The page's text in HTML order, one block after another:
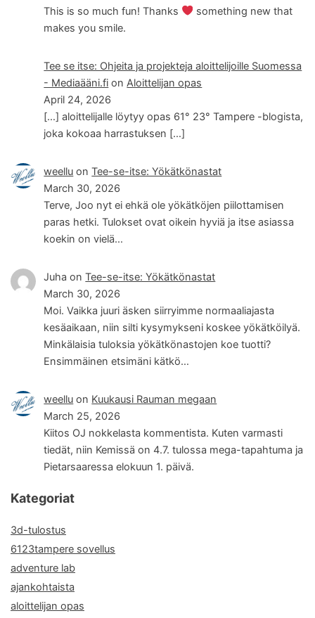
This is so much fun! Thanks
something new that
makes you smile.
Tee se itse: Ohjeita ja projekteja aloittelijoille Suomessa
- Mediaääni.fi on Aloittelijan opas
April 24, 2026
[…] aloittelijalle löytyy opas 61° 23° Tampere -blogista,
joka kokoaa harrastuksen […]
weellu onTee-se-itse: Yökätkönastat
March 30, 2026
Terve, Joo nyt ei ehkä ole yökätköjen piilottamisen
paras hetki. Tulokset ovat oikein hyviä ja itse asiassa
koekin on vielä…
Juha onTee-se-itse: Yökätkönastat
March 30, 2026
Moi. Vaikka juuri äsken siirryimme normaaliajasta
kesäaikaan, niin silti kysymykseni koskee yökätköilyä.
Minkälaisia tuloksia yökätkönastojen koe tuotti?
Ensimmäinen etsimäni kätkö…
weellu on Kuukausi Rauman megaan
March 25, 2026
Kiitos OJ nokkelasta kommentista. Kuten varmasti
tiedät, niin Kemissä on 4.7. tulossa mega-tapahtuma ja
Pietarsaaressa elokuun 1. päivä.
Kategoriat
3d-tulostus
6123tampere sovellus
adventure lab
ajankohtaista
aloittelijan opas